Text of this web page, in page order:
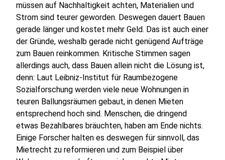
müssen auf Nachhaltigkeit achten, Materialien und
Strom sind teurer geworden. Deswegen dauert Bauen
gerade länger und kostet mehr Geld. Das ist auch einer
der Gründe, weshalb gerade nicht genügend Aufträge
zum Bauen reinkommen. Kritische Stimmen sagen
allerdings auch, dass Bauen allein nicht die Lösung ist,
denn: Laut Leibniz-Institut für Raumbezogene
Sozialforschung werden viele neue Wohnungen in
teuren Ballungsräumen gebaut, in denen Mieten
entsprechend hoch sind. Menschen, die dringend
etwas Bezahlbares bräuchten, haben am Ende nichts.
Einige Forscher halten es deswegen für sinnvoll, das
Mietrecht zu reformieren und zum Beispiel über